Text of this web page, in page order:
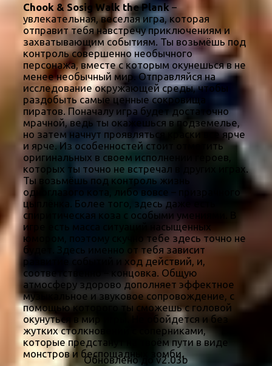
Chook & Sosig Walk the Plank–
увлекательная, веселая игра, которая
отправит тебя навстречу приключениям и
захватывающим событиям. Ты возьмёшь под
контроль совершенно необычного
персонажа, вместе с которым окунешься в не
менее необычный мир. Отправляйся на
исследование окружающей среды, чтобы
раздобыть самые ценные сокровища
пиратов. Поначалу игра будет достаточно
мрачной, ведь ты окажешься в подземелье,
но затем начнут проявляться краски все ярче
и ярче. Из особенностей стоит отметить
оригинальных в своем исполнении героев,
которых ты точно не встречал в других играх.
Ты возьмёшь под контроль жизнь
одноглазого кота, либо вовсе – призрачного
цыплёнка. Более того, здесь даже есть
спиритическая коза с особыми умениями. В
игре есть масса ситуаций насыщенных
юмором, поэтому скучно тебе здесь точно не
будет. Здесь именно от тебя зависит
развитие событий и ход действий, и,
соответственно – концовка. Общую
атмосферу здорово дополняет эффектное
музыкальное и звуковое сопровождение, с
помощью которого ты сможешь с головой
окунуться в мир игры. Не обойдется и без
жутких столкновений с соперниками,
которые предстанут на твоём пути в виде
монстров и беспощадных зомби.
Обновлено до v2.03b